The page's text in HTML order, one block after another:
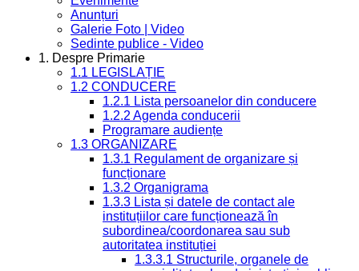
Anunțuri
Galerie Foto | Video
Sedinte publice - Video
1. Despre Primarie
1.1 LEGISLAȚIE
1.2 CONDUCERE
1.2.1 Lista persoanelor din conducere
1.2.2 Agenda conducerii
Programare audiențe
1.3 ORGANIZARE
1.3.1 Regulament de organizare și
funcționare
1.3.2 Organigrama
1.3.3 Lista și datele de contact ale
instituțiilor care funcționează în
subordinea/coordonarea sau sub
autoritatea instituției
1.3.3.1 Structurile, organele de